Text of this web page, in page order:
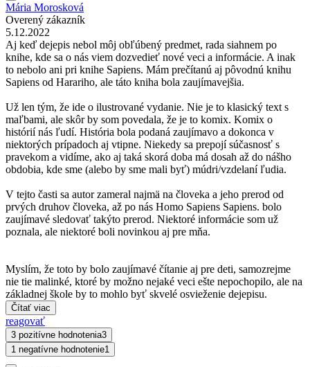
Mária Morosková
Overený zákazník
5.12.2022
Aj keď dejepis nebol môj obľúbený predmet, rada siahnem po
knihe, kde sa o nás viem dozvedieť nové veci a informácie. A inak
to nebolo ani pri knihe Sapiens. Mám prečítanú aj pôvodnú knihu
Sapiens od Harariho, ale táto kniha bola zaujímavejšia.
Už len tým, že ide o ilustrované vydanie. Nie je to klasický text s
maľbami, ale skôr by som povedala, že je to komix. Komix o
histórií nás ľudí. História bola podaná zaujímavo a dokonca v
niektorých prípadoch aj vtipne. Niekedy sa prepojí súčasnosť s
pravekom a vidíme, ako aj taká skorá doba má dosah až do nášho
obdobia, kde sme (alebo by sme mali byť) múdri/vzdelaní ľudia.
V tejto časti sa autor zameral najmä na človeka a jeho prerod od
prvých druhov človeka, až po nás Homo Sapiens Sapiens. bolo
zaujímavé sledovať takýto prerod. Niektoré informácie som už
poznala, ale niektoré boli novinkou aj pre mňa.
Myslím, že toto by bolo zaujímavé čítanie aj pre deti, samozrejme
nie tie malinké, ktoré by možno nejaké veci ešte nepochopilo, ale na
základnej škole by to mohlo byť skvelé osvieženie dejepisu.
Čítať viac
reagovať
3 pozitívne hodnotenia3
1 negatívne hodnotenie1